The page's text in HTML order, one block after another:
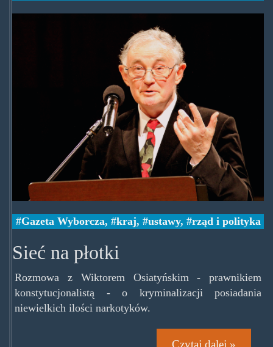
wiktor_osiatynski.jpg
Gazeta Wyborcza, kraj, ustawy, rząd i polityka
Sieć na płotki
Rozmowa z Wiktorem Osiatyńskim - prawnikiem
konstytucjonalistą - o kryminalizacji posiadania
niewielkich ilości narkotyków.
Czytaj dalej »